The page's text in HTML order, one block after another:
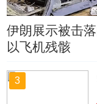
伊朗展示被击
以飞机残骸
3